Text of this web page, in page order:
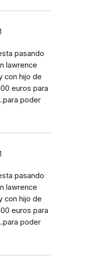
pasando
lawrence
con hijo de
euros para
poder
pasando
lawrence
con hijo de
euros para
poder